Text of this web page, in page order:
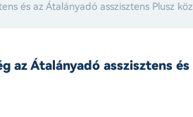
és az Átalányadó asszisztens Plusz
az Átalányadó asszisztens